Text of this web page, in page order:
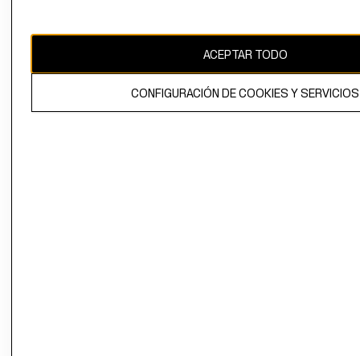
ACEPTAR TODO
CONFIGURACIÓN DE COOKIES Y SERVICIOS